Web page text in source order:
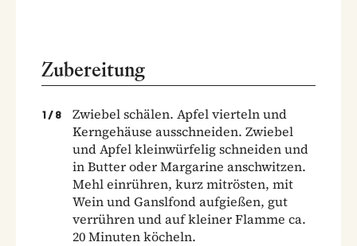
Zubereitung
1 / 8
Zwiebel schälen. Apfel vierteln und
Kerngehäuse ausschneiden. Zwiebel
und Apfel kleinwürfelig schneiden und
in Butter oder Margarine anschwitzen.
Mehl einrühren, kurz mitrösten, mit
Wein und Ganslfond aufgießen, gut
verrühren und auf kleiner Flamme ca.
20 Minuten köcheln.